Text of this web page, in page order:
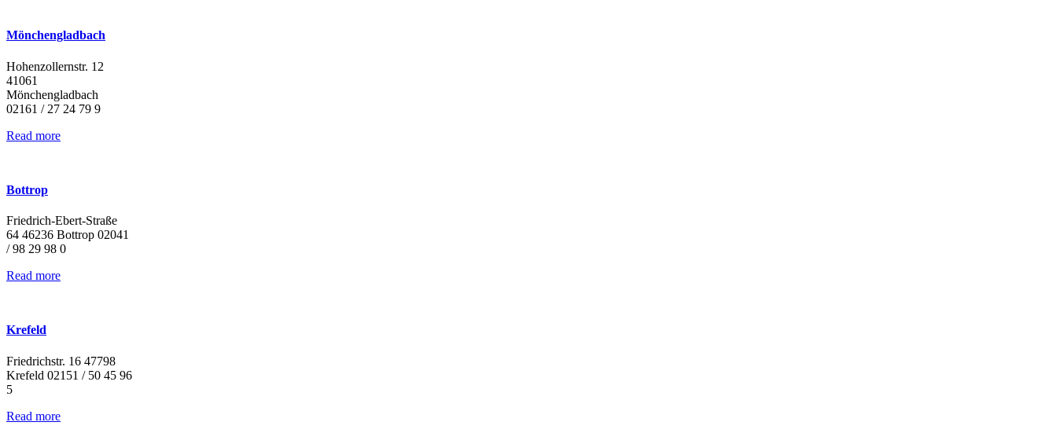
Mönchengladbach
Hohenzollernstr. 12
41061
Mönchengladbach
02161 / 27 24 79 9
Read more
Bottrop
Friedrich-Ebert-Straße
64 46236 Bottrop 02041
/ 98 29 98 0
Read more
Krefeld
Friedrichstr. 16 47798
Krefeld 02151 / 50 45 96
5
Read more